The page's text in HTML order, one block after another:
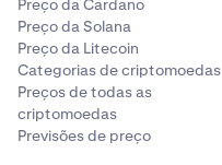
Preço da Cardano
Preço da Solana
Preço da Litecoin
Categorias de criptomoedas
Preços de todas as
criptomoedas
Previsões de preço